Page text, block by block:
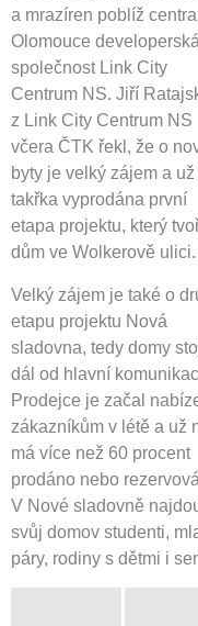
a mrazíren poblíž centra
Olomouce developerská
společnost Link City
Centrum NS. Jiří
z Link City Centrum NS
včera ČTK řekl, že o
byty je velký zájem a už
takřka vyprodána první
etapa projektu, který
dům ve Wolkerově ulici.
Velký zájem je také o
etapu projektu Nová
sladovna, tedy domy
dál od hlavní
Prodejce je začal
zákazníkům v létě a už
má více než 60 procent
prodáno nebo
V Nové sladovně
svůj domov studenti,
páry, rodiny s dětmi i